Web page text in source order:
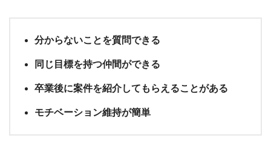
分からないことを質問できる
同じ目標を持つ仲間ができる
卒業後に案件を紹介してもらえることがある
モチベーション維持が簡単